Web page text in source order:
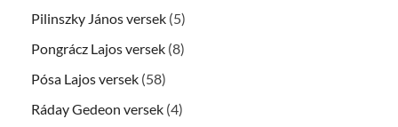
Pilinszky János versek (5)
Pongrácz Lajos versek (8)
Pósa Lajos versek (58)
Ráday Gedeon versek (4)